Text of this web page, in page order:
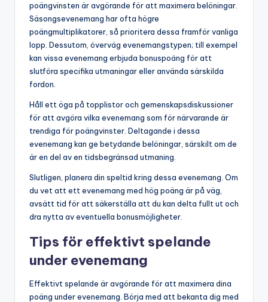
poängvinsten är avgörande för att maximera belöningar.
Säsongsevenemang har ofta högre
poängmultiplikatorer, så prioritera dessa framför vanliga
lopp. Dessutom, överväg evenemangstypen; till exempel
kan vissa evenemang erbjuda bonuspoäng för att
slutföra specifika utmaningar eller använda särskilda
fordon.
Håll ett öga på topplistor och gemenskapsdiskussioner
för att avgöra vilka evenemang som för närvarande är
trendiga för poängvinster. Deltagande i dessa
evenemang kan ge betydande belöningar, särskilt om de
är en del av en tidsbegränsad utmaning.
Slutligen, planera din speltid kring dessa evenemang. Om
du vet att ett evenemang med hög poäng är på väg,
avsätt tid för att säkerställa att du kan delta fullt ut och
dra nytta av eventuella bonusmöjligheter.
Tips för effektivt spelande
under evenemang
Effektivt spelande är avgörande för att maximera dina
poäng under evenemang. Börja med att bekanta dig med